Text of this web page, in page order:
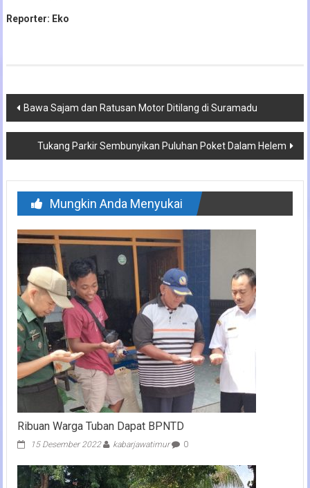
Reporter: Eko
Navigasi
pos
Bawa Sajam dan Ratusan Motor Ditilang di Suramadu
Tukang Parkir Sembunyikan Puluhan Poket Dalam Helem
Mungkin Anda Menyukai
Ribuan Warga Tuban Dapat BPNTD
15 Desember 2022 kabarjawatimur 0